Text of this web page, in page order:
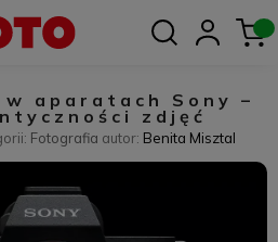
aparatach Sony –
zdjęć
Fotografia autor: Benita Misztal